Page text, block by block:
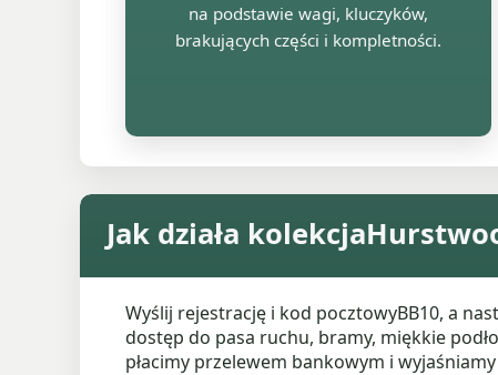
na podstawie wagi, kluczyków,
brakujących części i kompletności.
Jak działa
Wyślij rejestrację i kod pocztowyBB10, a
dostęp do pasa ruchu, bramy, miękkie
płacimy przelewem bankowym i